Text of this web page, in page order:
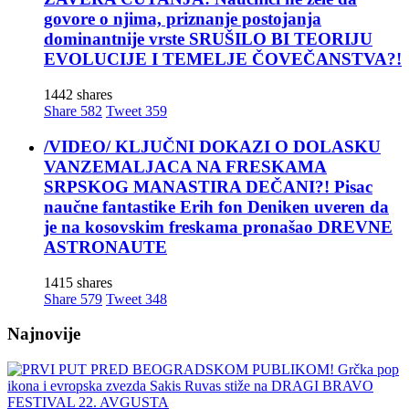
govore o njima, priznanje postojanja
dominantnije vrste SRUŠILO BI TEORIJU
EVOLUCIJE I TEMELJE ČOVEČANSTVA?!
1442 shares
Share 582 Tweet 359
/VIDEO/ KLJUČNI DOKAZI O DOLASKU
VANZEMALJACA NA FRESKAMA
SRPSKOG MANASTIRA DEČANI?! Pisac
naučne fantastike Erih fon Deniken uveren da
je na kosovskim freskama pronašao DREVNE
ASTRONAUTE
1415 shares
Share 579 Tweet 348
Najnovije